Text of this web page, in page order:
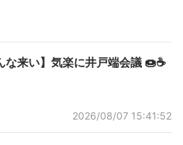
来い】気楽に井戸端会議 🍩☕️
2026/08/07 15:41:52